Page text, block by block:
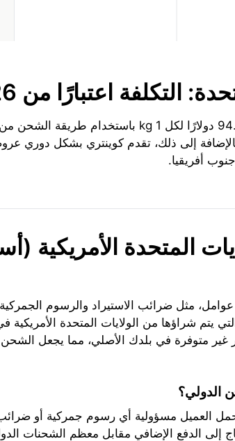
التكلفة اعتبارًا من
إلى ذلك، تقدم كوينتري بشكل دوري عروضًا
المتحدة الأمريكية
مثل ضرائب الاستيراد والرسوم
يتم شراؤها من الولايات المتحدة الأمريكية
متوفرة في بلدك الأصلي، مما يجعل الشحن
الدولي؟
يتحمل العميل مسؤولية أي رسوم جمركية أو
إلى الدفع الإضافي مقابل معظم الشحنات